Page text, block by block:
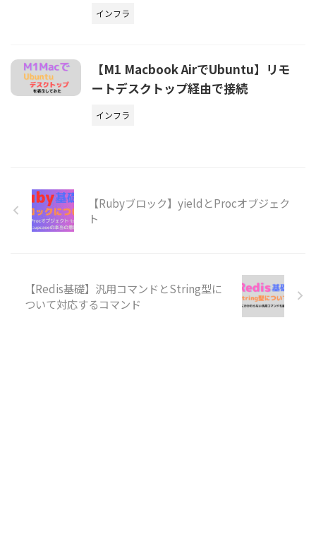
インフラ
【M1 Macbook AirでUbuntu】リモ
ートデスクトップ経由で接続
インフラ
【Rubyブロック】yieldとProcオブジェク
ト
【Redis基礎】汎用コマンドとString型に
ついて対応するコマンド